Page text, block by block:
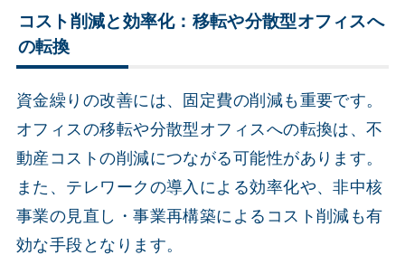
コスト削減と効率化：移転や分散型オフィスへ
の転換
資金繰りの改善には、固定費の削減も重要です。
オフィスの移転や分散型オフィスへの転換は、不
動産コストの削減につながる可能性があります。
また、テレワークの導入による効率化や、非中核
事業の見直し・事業再構築によるコスト削減も有
効な手段となります。